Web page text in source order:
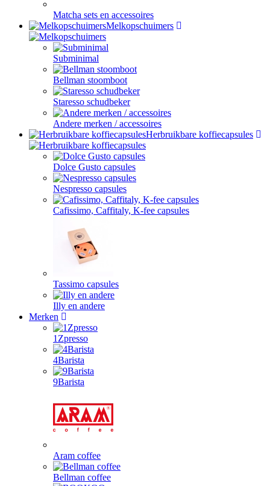
Matcha sets en accessoires
Melkopschuimers
Subminimal
Bellman stoomboot
Staresso schudbeker
Andere merken / accessoires
Herbruikbare koffiecapsules
Dolce Gusto capsules
Nespresso capsules
Cafissimo, Caffitaly, K-fee capsules
Tassimo capsules
Illy en andere
Merken
1Zpresso
4Barista
9Barista
Aram coffee
Bellman coffee